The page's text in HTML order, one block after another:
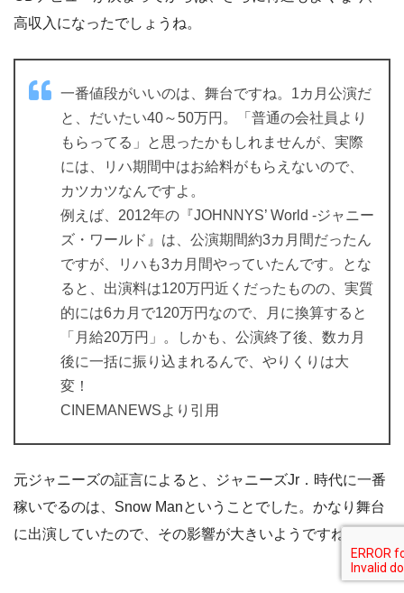
高収入になったでしょうね。
一番値段がいいのは、舞台ですね。1カ月公演だ
と、だいたい40～50万円。「普通の会社員より
もらってる」と思ったかもしれませんが、実際
には、リハ期間中はお給料がもらえないので、
カツカツなんですよ。
例えば、2012年の『JOHNNYS’ World ‐ジャニー
ズ・ワールド』は、公演期間約3カ月間だったん
ですが、リハも3カ月間やっていたんです。とな
ると、出演料は120万円近くだったものの、実質
的には6カ月で120万円なので、月に換算すると
「月給20万円」。しかも、公演終了後、数カ月
後に一括に振り込まれるんで、やりくりは大
変！
CINEMANEWSより引用
元ジャニーズの証言によると、ジャニーズJr．時代に一番
稼いでるのは、Snow Manということでした。かなり舞台
に出演していたので、その影響が大きいようですね。